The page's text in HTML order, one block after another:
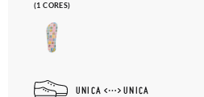
(1 CORES)
UNICA UNICA